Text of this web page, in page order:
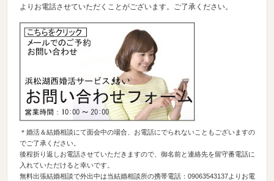
よりお電話させていただくことがございます。ご了承ください。
＊婚活＆結婚相談にて面会中の場合、お電話にでられないこともございますの
でご了承ください。
後程折り返しお電話させていただきますので、御名前と連絡先を留守番電話に
入れていただけると幸いです。
無料出張結婚相談で外出中は当結婚相談所の携帯電話：09063543137よりお電